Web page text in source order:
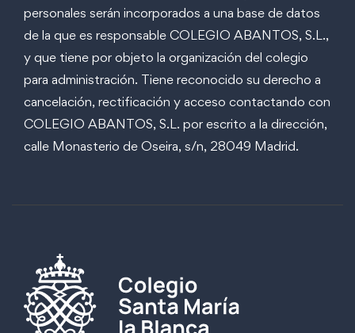
personales serán incorporados a una base de datos
de la que es responsable COLEGIO ABANTOS, S.L.,
y que tiene por objeto la organización del colegio
para administración. Tiene reconocido su derecho a
cancelación, rectificación y acceso contactando con
COLEGIO ABANTOS, S.L. por escrito a la dirección,
calle Monasterio de Oseira, s/n, 28049 Madrid.